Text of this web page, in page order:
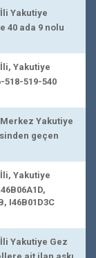
Yakutiye
40 ada 9 nolu
Yakutiye
519-540
Yakutiye
geçen
Yakutiye
I46B01D3C
Yakutiye Gez